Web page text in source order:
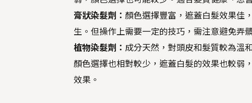
膏狀染髮劑： 顏色選擇豐富，遮蓋白髮效果佳
生。但操作上需要一定的技巧，需注意避免弄
植物染髮劑： 成分天然，對頭皮和髮質較為溫
顏色選擇也相對較少，遮蓋白髮的效果也較弱
效果。